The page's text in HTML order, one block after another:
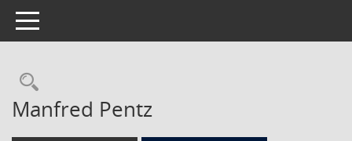
Toggle navigation
Rechercheauswahl
Manfred Pentz